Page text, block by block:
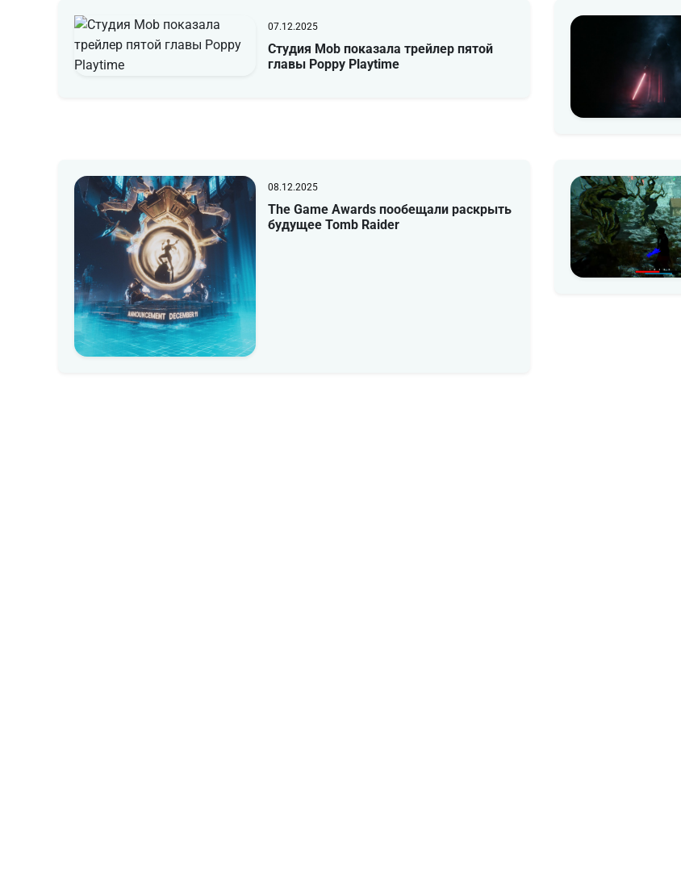
07.12.2025
Студия Mob показала трейлер пятой
главы Poppy Playtime
08.12.2025
The Game Awards пообещали раскрыть
будущее Tomb Raider